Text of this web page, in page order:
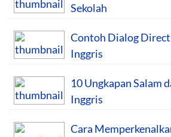
Sekolah
Contoh Dialog
Inggris
10 Ungkapan Salam
Inggris
Cara